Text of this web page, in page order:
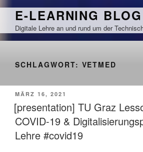
Zum
springen
E-LEARNING BLOG
Digitale Lehre an und rund um der
SCHLAGWORT: VETMED
VERÖFFENTLICHT
AM
MÄRZ 16, 2021
[presentation] TU Graz
COVID-19 &
Lehre #covid19